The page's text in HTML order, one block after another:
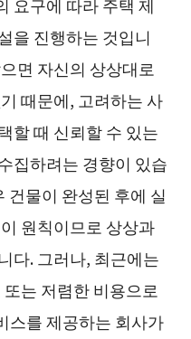
을 진행하는 것입니
면 자신의 상상대로
때문에, 고려하는 사
할 때 신뢰할 수 있는
집하려는 경향이 있습
건물이 완성된 후에 실
원칙이므로 상상과
다. 그러나, 최근에는
는 저렴한 비용으로
스를 제공하는 회사가